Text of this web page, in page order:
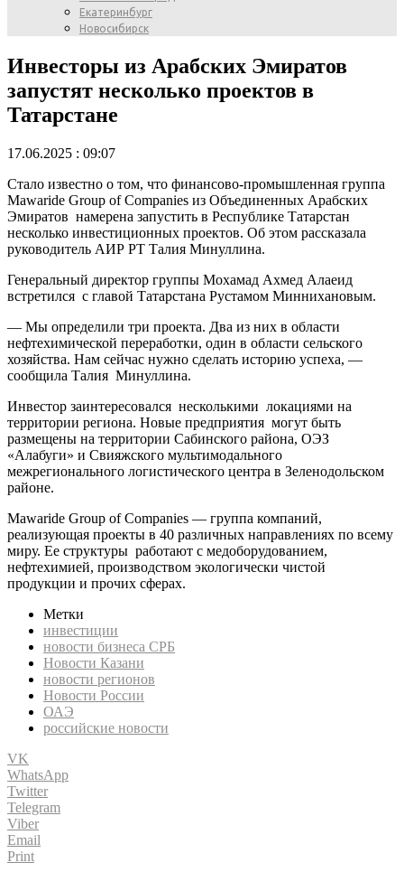
Екатеринбург
Новосибирск
Инвесторы из Арабских Эмиратов
запустят несколько проектов в
Татарстане
17.06.2025 : 09:07
Стало известно о том, что финансово-промышленная группа
Mawaride Group of Companies из Объединенных Арабских
Эмиратов намерена запустить в Республике Татарстан
несколько инвестиционных проектов. Об этом рассказала
руководитель АИР РТ Талия Минуллина.
Генеральный директор группы Мохамад Ахмед Алаеид
встретился с главой Татарстана Рустамом Миннихановым.
— Мы определили три проекта. Два из них в области
нефтехимической переработки, один в области сельского
хозяйства. Нам сейчас нужно сделать историю успеха, —
сообщила Талия Минуллина.
Инвестор заинтересовался несколькими локациями на
территории региона. Новые предприятия могут быть
размещены на территории Сабинского района, ОЭЗ
«Алабуги» и Свияжского мультимодального
межрегионального логистического центра в Зеленодольском
районе.
Mawaride Group of Companies — группа компаний,
реализующая проекты в 40 различных направлениях по всему
миру. Ее структуры работают с медоборудованием,
нефтехимией, производством экологически чистой
продукции и прочих сферах.
Метки
инвестиции
новости бизнеса СРБ
Новости Казани
новости регионов
Новости России
ОАЭ
российские новости
VK
WhatsApp
Twitter
Telegram
Viber
Email
Print